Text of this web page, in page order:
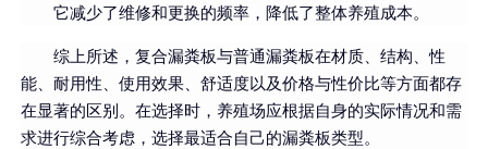
它减少了维修和更换的频率，降低了整体养殖成本。
综上所述，复合漏粪板与普通漏粪板在材质、结构、性
能、耐用性、使用效果、舒适度以及价格与性价比等方面都存
在显著的区别。在选择时，养殖场应根据自身的实际情况和需
求进行综合考虑，选择最适合自己的漏粪板类型。